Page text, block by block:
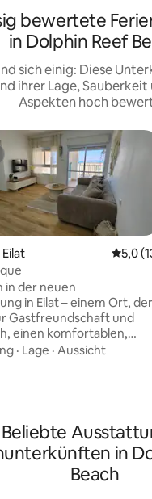
bewertete
in Dolphin Reef
sich einig: Diese
ihrer Lage,
Aspekten hoch
5,0
in der neuen
in Eilat – einem Ort, der
Gastfreundschaft und
einen komfortablen,
und unvergesslichen
privaten Parkplatz.
die private Terrasse mit
Blick auf das
Bucht von Eilat – perfekt
oder einen
· Lage · Aussicht
Beliebte
in
Beach